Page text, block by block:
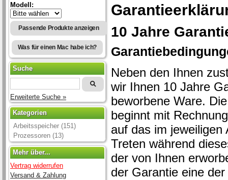
10 Jahre
Neben den Ihnen
wir Ihnen 10 Jahre
beworbene Ware.
beginnt mit
auf das im jeweiligen
Treten während
der von Ihnen
der Garantie eine
Modell:
Passende Produkte anzeigen
Was für einen Mac habe ich?
Suche
Erweiterte Suche »
Kategorien
Arbeitsspeicher (151)
Prozessoren (13)
Mehr über...
Vertrag widerrufen
Versand & Zahlung